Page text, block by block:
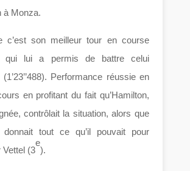
à Monza.
c’est son meilleur tour en course
qui lui a permis de battre celui
(1’23’’488). Performance réussie en
en profitant du fait qu’Hamilton,
contrôlait la situation, alors que
tout ce qu’il pouvait pour
Vettel (3
e
).